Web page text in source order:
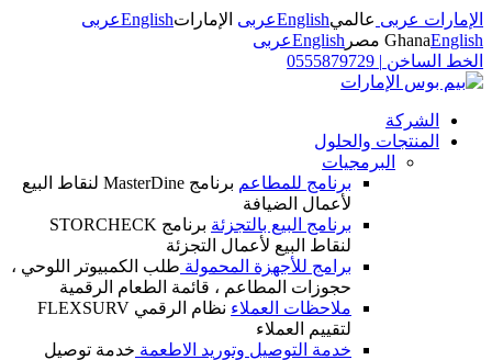
الإمارات عربى عالميEnglishعربى الإماراتEnglishعربى
GhanaEnglish مصر Englishعربى
الخط الساخن |
0555879729
الشركة
المنتجات والحلول
البرمجيات
برنامج للمطاعم
برنامج MasterDine لنقاط البيع
لأعمال الضيافة
برنامج البيع بالتجزئة
برنامج STORCHECK
لنقاط البيع لأعمال التجزئة
برامج للأجهزة المحمولة طلب الكمبيوتر اللوحي ،
حجوزات المطاعم ، قائمة الطعام الرقمية
ملاحظات العملاء
نظام الرقمي FLEXSURV
لتقييم العملاء
خدمة التوصيل وتوريد الاطعمة خدمة توصيل